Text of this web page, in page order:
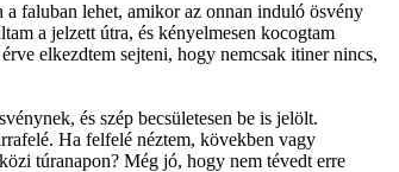
faluban lehet, amikor az onnan induló ösvény
a jelzett útra, és kényelmesen kocogtam
elkezdtem sejteni, hogy nemcsak itiner nincs,
és szép becsületesen be is jelölt.
Ha felfelé néztem, kövekben vagy
túranapon? Még jó, hogy nem tévedt erre